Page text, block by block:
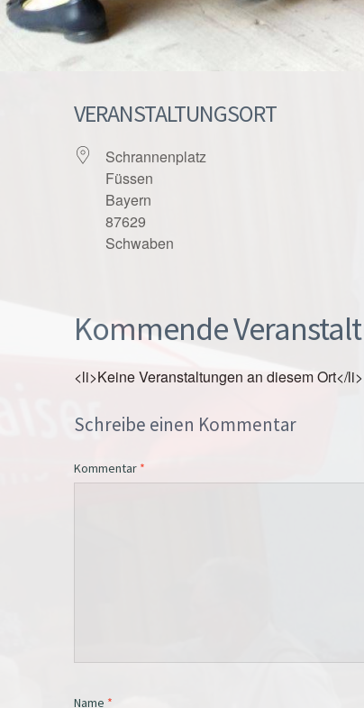
VERANSTALTUNGSORT
Schrannenplatz
Füssen
Bayern
87629
Schwaben
Kommende
<li>Keine Veranstaltungen an diesem Ort</li>
Schreibe einen Kommentar
Kommentar *
Name *